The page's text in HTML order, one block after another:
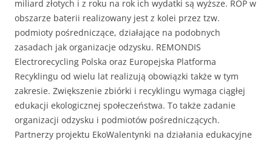
miliard złotych i z roku na rok ich wydatki są wyższe. ROP w
obszarze baterii realizowany jest z kolei przez tzw.
podmioty pośredniczące, działające na podobnych
zasadach jak organizacje odzysku. REMONDIS
Electrorecycling Polska oraz Europejska Platforma
Recyklingu od wielu lat realizują obowiązki także w tym
zakresie. Zwiększenie zbiórki i recyklingu wymaga ciągłej
edukacji ekologicznej społeczeństwa. To także zadanie
organizacji odzysku i podmiotów pośredniczących.
Partnerzy projektu EkoWalentynki na działania edukacyjne